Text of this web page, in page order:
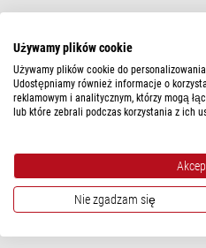
Używamy plików cookie
Używamy plików cookie do
Udostępniamy również informacje o
reklamowym i analitycznym, którzy mogą
lub które zebrali podczas korzystania z ich
Nie zgadzam się